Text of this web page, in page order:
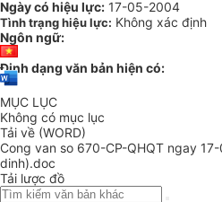
Ngày có hiệu lực: 17-05-2004
Tình trạng hiệu lực: Không xác định
Ngôn ngữ:
Định dạng văn bản hiện có:
MỤC LỤC
Không có mục lục
Tải về (WORD)
Cong van so 670-CP-QHQT ngay
dinh).doc
Tải lược đồ